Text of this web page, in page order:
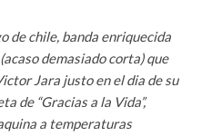
de chile, banda enriquecida
demasiado corta) que
Jara justo en el dia de su
de “Gracias a la Vida”,
a temperaturas